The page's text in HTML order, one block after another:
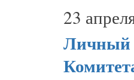
23
Личный